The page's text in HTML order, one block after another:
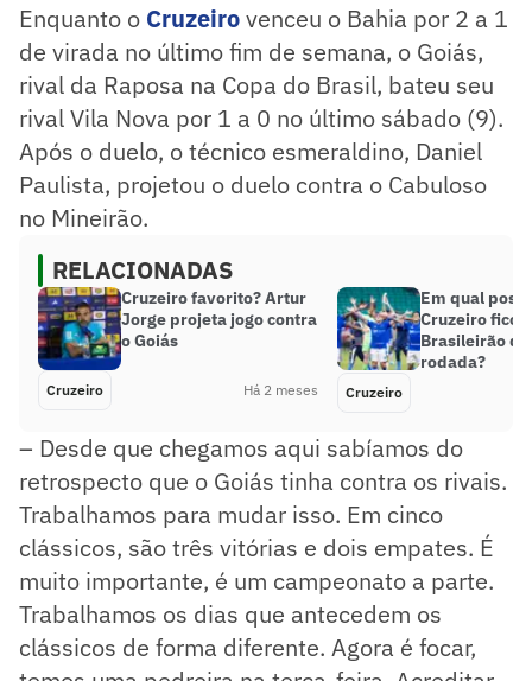
Enquanto o Cruzeirovenceu o Bahia por 2 a 1
de virada no último fim de semana, o Goiás,
rival da Raposa na Copa do Brasil, bateu seu
rival Vila Nova por 1 a 0 no último sábado (9).
Após o duelo, o técnico esmeraldino, Daniel
Paulista, projetou o duelo contra o Cabuloso
no Mineirão.
RELACIONADAS
Cruzeiro favorito? Artur
Jorge projeta jogo contra
o Goiás
Cruzeiro Há 2 meses
Em qual
Cruzeiro ficou
Brasileirão
rodada?
Cruzeiro
– Desde que chegamos aqui sabíamos do
retrospecto que o Goiás tinha contra os rivais.
Trabalhamos para mudar isso. Em cinco
clássicos, são três vitórias e dois empates. É
muito importante, é um campeonato a parte.
Trabalhamos os dias que antecedem os
clássicos de forma diferente. Agora é focar,